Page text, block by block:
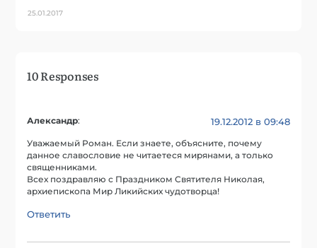
25.01.2017
10 Responses
Александр: 19.12.2012 в 09:48
Уважаемый Роман. Если знаете, объясните, почему
данное славословие не читаетеся мирянами, а только
священниками.
Всех поздравляю с Праздником Святителя Николая,
архиепископа Мир Ликийских чудотворца!
Ответить